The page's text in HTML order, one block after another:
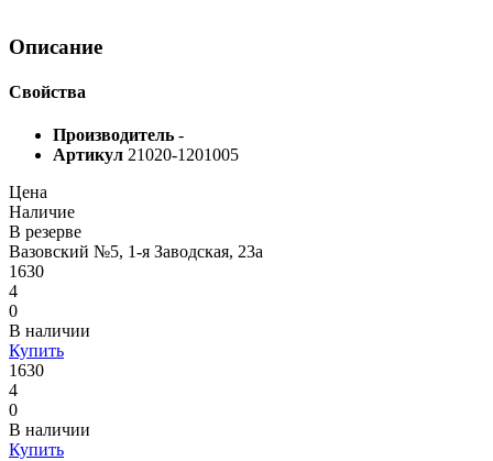
Описание
Свойства
Производитель -
Артикул 21020-1201005
Цена
Наличие
В резерве
Вазовский №5, 1-я Заводская, 23а
1630
4
0
В наличии
Купить
1630
4
0
В наличии
Купить